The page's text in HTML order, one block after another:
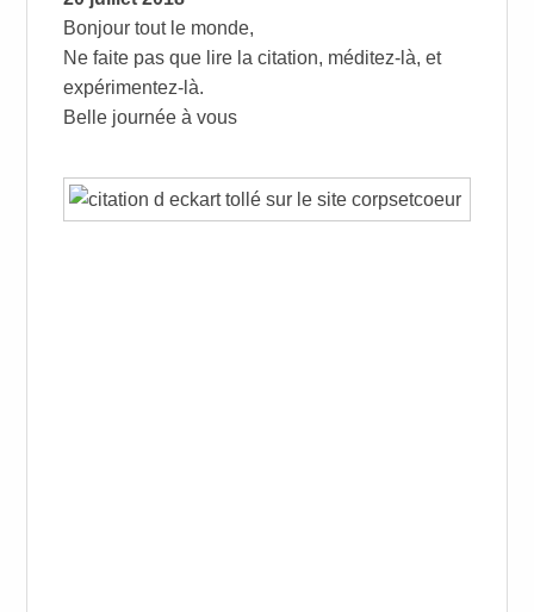
Bonjour tout le monde,
Ne faite pas que lire la citation, méditez-là, et
expérimentez-là.
Belle journée à vous